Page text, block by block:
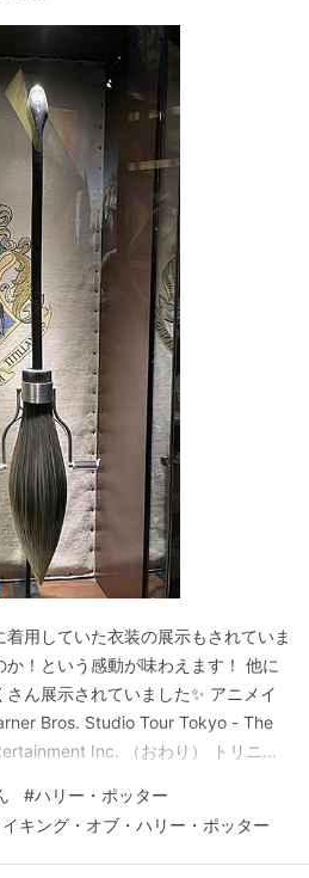
用していた衣装の展示もされていま
！という感動が味わえます！ 他に
ん展示されていました✨ アニメイ
Bros. Studio Tour Tokyo - The
Inc. （おわり） トリニタ
#ハリー・ポッター
イキング・オブ・ハリー・ポッター